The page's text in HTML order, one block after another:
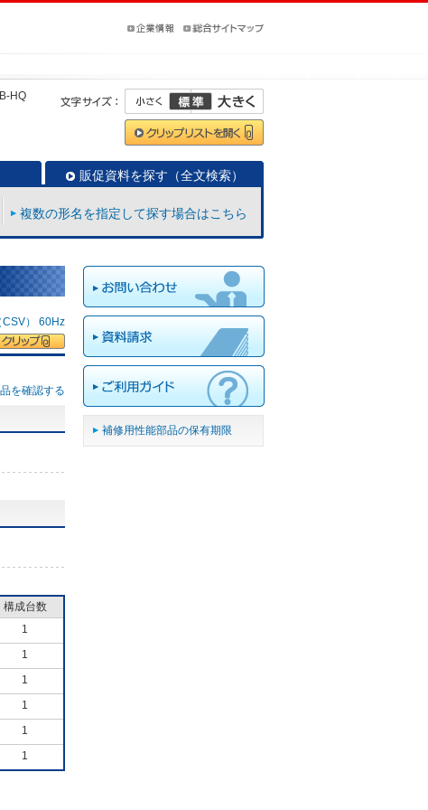
HQ
販促資料を探す（全文検索）
複数の形名を指定して探す場合はこちら
CSV） 60Hz
を確認する
構成台数
1
1
1
1
1
1
補修用性能部品の保有期限